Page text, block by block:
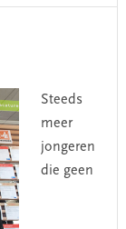
Steeds
meer
jongeren
die geen